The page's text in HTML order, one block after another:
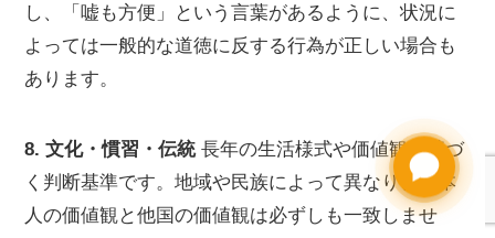
し、「嘘も方便」という言葉があるように、状況に
よっては一般的な道徳に反する行為が正しい場合も
あります。
8. 文化・慣習・伝統長年の生活様式や価値観に基づ
く判断基準です。地域や民族によって異なり、日本
人の価値観と他国の価値観は必ずしも一致しませ
Need help?